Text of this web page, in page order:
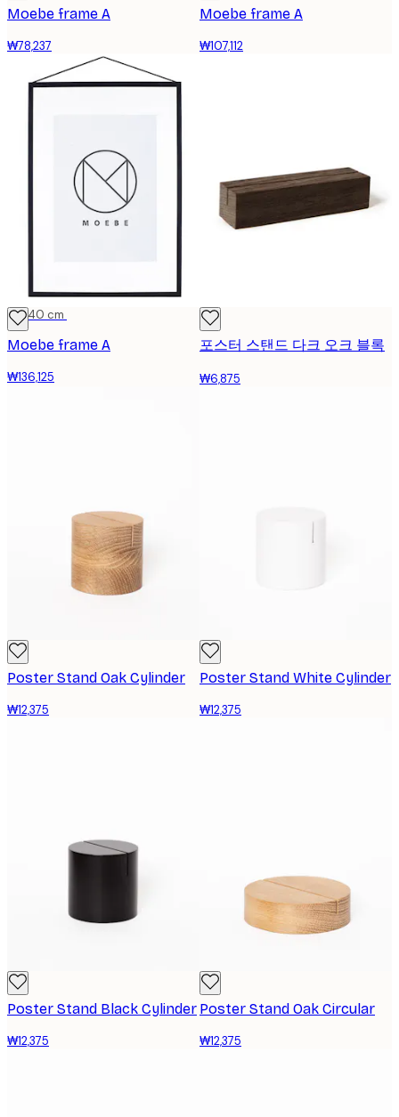
Moebe frame A
₩78,237
Moebe frame A
₩107,112
30x40 cm
Moebe frame A
₩136,125
포스터 스탠드 다크 오크 블록
₩6,875
Poster Stand Oak Cylinder
₩12,375
Poster Stand White Cylinder
₩12,375
Poster Stand Black Cylinder
₩12,375
Poster Stand Oak Circular
₩12,375